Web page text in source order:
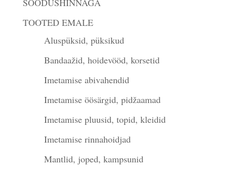
SOODUSHINNAGA
TOOTED EMALE
Aluspüksid, püksikud
Bandaažid, hoidevööd, korsetid
Imetamise abivahendid
Imetamise öösärgid, pidžaamad
Imetamise pluusid, topid, kleidid
Imetamise rinnahoidjad
Mantlid, joped, kampsunid